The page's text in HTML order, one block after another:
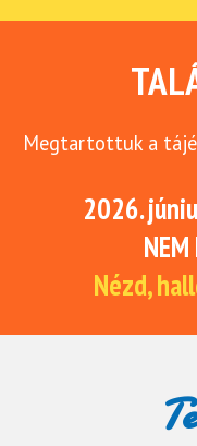
Megtartottuk a
2026.
Nézd,